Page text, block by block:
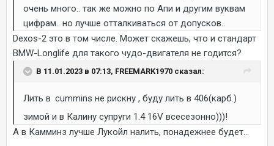
очень много.. так же можно по Апи и другим вуквам
цифрам.. но лучше отталкиваться от допусков..
Dexos-2 это в том числе. Может скажешь, что и стандарт
BMW-Longlife для такого чудо-двигателя не годится?
В 11.01.2023 в 07:13, FREEMARK1970 сказал:
Лить в cummins не рискну , буду лить в 406(карб.)
зимой и в Калину супруги 1.4 16V всесезонно)))!
А в Камминз лучше Лукойл налить, понадежнее будет...